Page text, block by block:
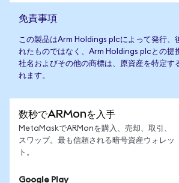
免責事項
この製品はArm Holdings plcによって発行、
れたものではなく、Arm Holdings plcとの提
社名およびその他の商標は、原資産を特定す
れます。
数秒でARMonを入手
MetaMaskでARMonを購入、売却、取引、
スワップ。最も信頼される暗号資産ウォレッ
ト。
Google Play